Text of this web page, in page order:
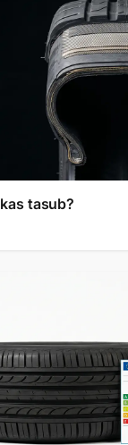
tasub?